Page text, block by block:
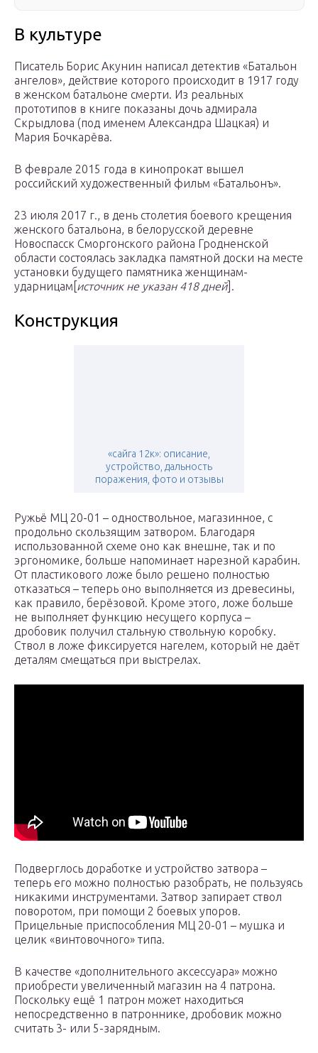
В культуре
Писатель Борис Акунин написал детектив «Батальон
ангелов», действие которого происходит в 1917 году
в женском батальоне смерти. Из реальных
прототипов в книге показаны дочь адмирала
Скрыдлова (под именем Александра Шацкая) и
Мария Бочкарёва.
В феврале 2015 года в кинопрокат вышел
российский художественный фильм «Батальонъ».
23 июля 2017 г., в день столетия боевого крещения
женского батальона, в белорусской деревне
Новоспасск Сморгонского района Гродненской
области состоялась закладка памятной доски на месте
установки будущего памятника женщинам-
ударницам[ источник не указан 418 дней].
Конструкция
«сайга 12к»: описание,
устройство, дальность
поражения, фото и отзывы
Ружьё МЦ 20-01 – одноствольное, магазинное, с
продольно скользящим затвором. Благодаря
использованной схеме оно как внешне, так и по
эргономике, больше напоминает нарезной карабин.
От пластикового ложе было решено полностью
отказаться – теперь оно выполняется из древесины,
как правило, берёзовой. Кроме этого, ложе больше
не выполняет функцию несущего корпуса –
дробовик получил стальную ствольную коробку.
Ствол в ложе фиксируется нагелем, который не даёт
деталям смещаться при выстрелах.
Подверглось доработке и устройство затвора –
теперь его можно полностью разобрать, не пользуясь
никакими инструментами. Затвор запирает ствол
поворотом, при помощи 2 боевых упоров.
Прицельные приспособления МЦ 20-01 – мушка и
целик «винтовочного» типа.
В качестве «дополнительного аксессуара» можно
приобрести увеличенный магазин на 4 патрона.
Поскольку ещё 1 патрон может находиться
непосредственно в патроннике, дробовик можно
считать 3- или 5-зарядным.